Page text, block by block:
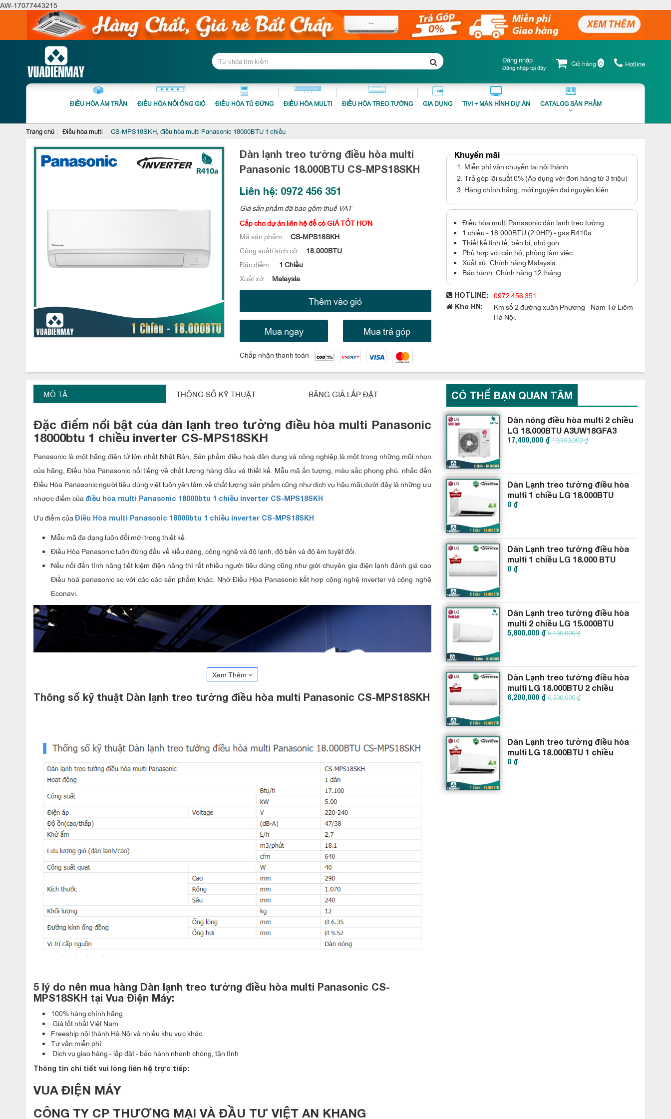
AW-17077443215
Hotline
Giỏ hàng 0
Đăng nhập
Đăng nhập tại đây
ĐIỀU HÒA ÂM TRẦN ĐIỀU HÒA NỐI ỐNG GIÓ ĐIỀU HÒA TỦ ĐỨNG ĐIỀU HÒA MULTI ĐIỀU HÒA TREO TƯỜNG GIA DỤNG TIVI + MÀN HÌNH DỰ ÁN CATALOG SẢN PHẨM
Trang chủ Điều hòa multi CS-MPS18SKH, điều hòa multi Panasonic 18000BTU 1 chiều
Dàn lạnh treo tường điều hòa multi
Panasonic 18.000BTU CS-MPS18SKH
Liên hệ: 0972 456 351
Giá sản phẩm đã bao gồm thuế VAT
Cấp cho dự án liên hệ để có GIÁ TỐT HƠN
Mã sản phẩm:
CS-MPS18SKH
Công suất/ kích cỡ:
18.000BTU
Đặc điểm :
1 Chiều
Xuất xứ:
Malaysia
Thêm vào giỏ
Mua ngay Mua trả góp
Chấp nhận thanh toán
Khuyến mãi
1. Miễn phí vận chuyển tại nội thành
2. Trả góp lãi suất 0% (Áp dụng với đơn hàng từ 3 triệu)
3. Hàng chính hãng, mới nguyên đai nguyên kiện
Điều hòa multi Panasonic dàn lạnh treo tường
1 chiều - 18.000BTU (2.0HP) - gas R410a
Thiết kế tinh tế, bền bỉ, nhỏ gọn
Phù hợp với căn hộ, phòng làm việc
Xuất xứ: Chính hãng Malaysia
Bảo hành: Chính hãng 12 tháng
HOTLINE: 0972 456 351
Kho HN:
Km số 2 đường xuân Phương - Nam Từ Liêm -
Hà Nội.
MÔ TẢ THÔNG SỐ KỸ THUẬT BẢNG GIÁ LẮP ĐẶT
Đặc điểm nổi bật của dàn lạnh treo tường điều hòa multi Panasonic
18000btu 1 chiều inverter CS-MPS18SKH
Panasonic là một hãng điện tử lớn nhất Nhật Bản, Sản phẩm điều hoà dân dụng và công nghiệp là một trong những mũi nhọn
của hãng, Điều hòa Panasonic nổi tiếng về chất lượng hàng đầu và thiết kế. Mẫu mã ấn tượng, màu sắc phong phú. nhắc đến
Điều Hòa Panasonic người tiêu dùng việt luôn yên tâm về chất lượng sản phẩm cũng như dịch vụ hậu mãi,dưới đây là những ưu
nhược điểm của điều hòa multi Panasonic 18000btu 1 chiều inverter CS-MPS18SKH
Ưu điểm của Điều Hòa multi Panasonic 18000btu 1 chiều inverter CS-MPS18SKH
Mẫu mã đa dạng luôn đổi mới trong thiết kế.
Điều Hòa Panasonic luôn đứng đầu về kiểu dáng, công nghệ và độ lạnh, độ bền và độ êm tuyệt đối.
Nếu nối đến tính năng tiết kiệm điện năng thì rất nhiều người tiêu dùng cũng như giới chuyên gia điện lạnh đánh giá cao
Điều hoà panasonic so với các các sản phẩm khác. Nhờ Điều Hòa Panasonic kết hợp công nghệ inverter và công nghệ
Econavi.
Dàn lạnh treo tường điều hòa multi Panasonic 18000btu 1 chiều CS-MPS18SKH
sở hữu thiết kế đơn giản, phù hợp với nhiều không gian sống
Nói đến thiết kế của máy điều hòa Panasonic nói chung thì đó là đỉnh cao của sự sang trọng và tinh tế. Và điều hòa multi
Panasonic 18000btu 1 chiều CS-MPS18SKH dàn lạnh treo tường cũng vậy nổi bật với thiết kế sang trọng, hiện đại mang lại sự
Xem Thêm
Thông số kỹ thuật Dàn lạnh treo tường điều hòa multi Panasonic CS-MPS18SKH
5 lý do nên mua hàng Dàn lạnh treo tường điều hòa multi Panasonic CS-
MPS18SKH tại Vua Điện Máy:
100% hàng chính hãng
Giá tốt nhất Việt Nam
Freeship nội thành Hà Nội và nhiều khu vực khác
Tư vấn miễn phí
Dịch vụ giao hàng - lắp đặt - bảo hành nhanh chóng, tận tình
Thông tin chi tiết vui lòng liên hệ trực tiếp:
VUA ĐIỆN MÁY
CÔNG TY CP THƯƠNG MẠI VÀ ĐẦU TƯ VIỆT AN KHANG
CÓ THỂ BẠN QUAN TÂM
Dàn nóng điều hòa multi 2 chiều
LG 18.000BTU A3UW18GFA3
17,400,000 ₫19,300,000 ₫
Dàn Lạnh treo tường điều hòa
multi 1 chiều LG 18.000BTU
AMNQ18GSJA0
0 ₫
Dàn Lạnh treo tường điều hòa
multi 1 chiều LG 18.000 BTU
AMNW18GSJB0
0 ₫
Dàn Lạnh treo tường điều hòa
multi 2 chiều LG 15.000BTU
AMNW15GSJB0
5,800,000 ₫6,100,000 ₫
Dàn Lạnh treo tường điều hòa
multi LG 18.000BTU 2 chiều
AMNW18GSKB0
6,200,000 ₫6,500,000 ₫
Dàn Lạnh treo tường điều hòa
multi LG 18.000BTU 1 chiều
AMNQ18GSKA0
0 ₫